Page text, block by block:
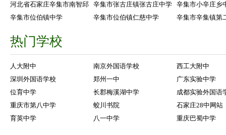
河北省石家庄辛集市南智邱 辛集市张古庄镇张古庄中学 辛集市小辛庄乡
辛集市位伯镇中学
辛集市位伯镇仁慈中学 辛集市辛集镇第
热门学校
人大附中 南京外国语学校
西工大附中
深圳外国语学校
郑州一中
广东实验中学
位育中学
长郡梅溪湖中学
成都实验外国语
重庆市第八中学
蛟川书院
石家庄28中网站
育英中学
八一中学 重庆巴蜀中学